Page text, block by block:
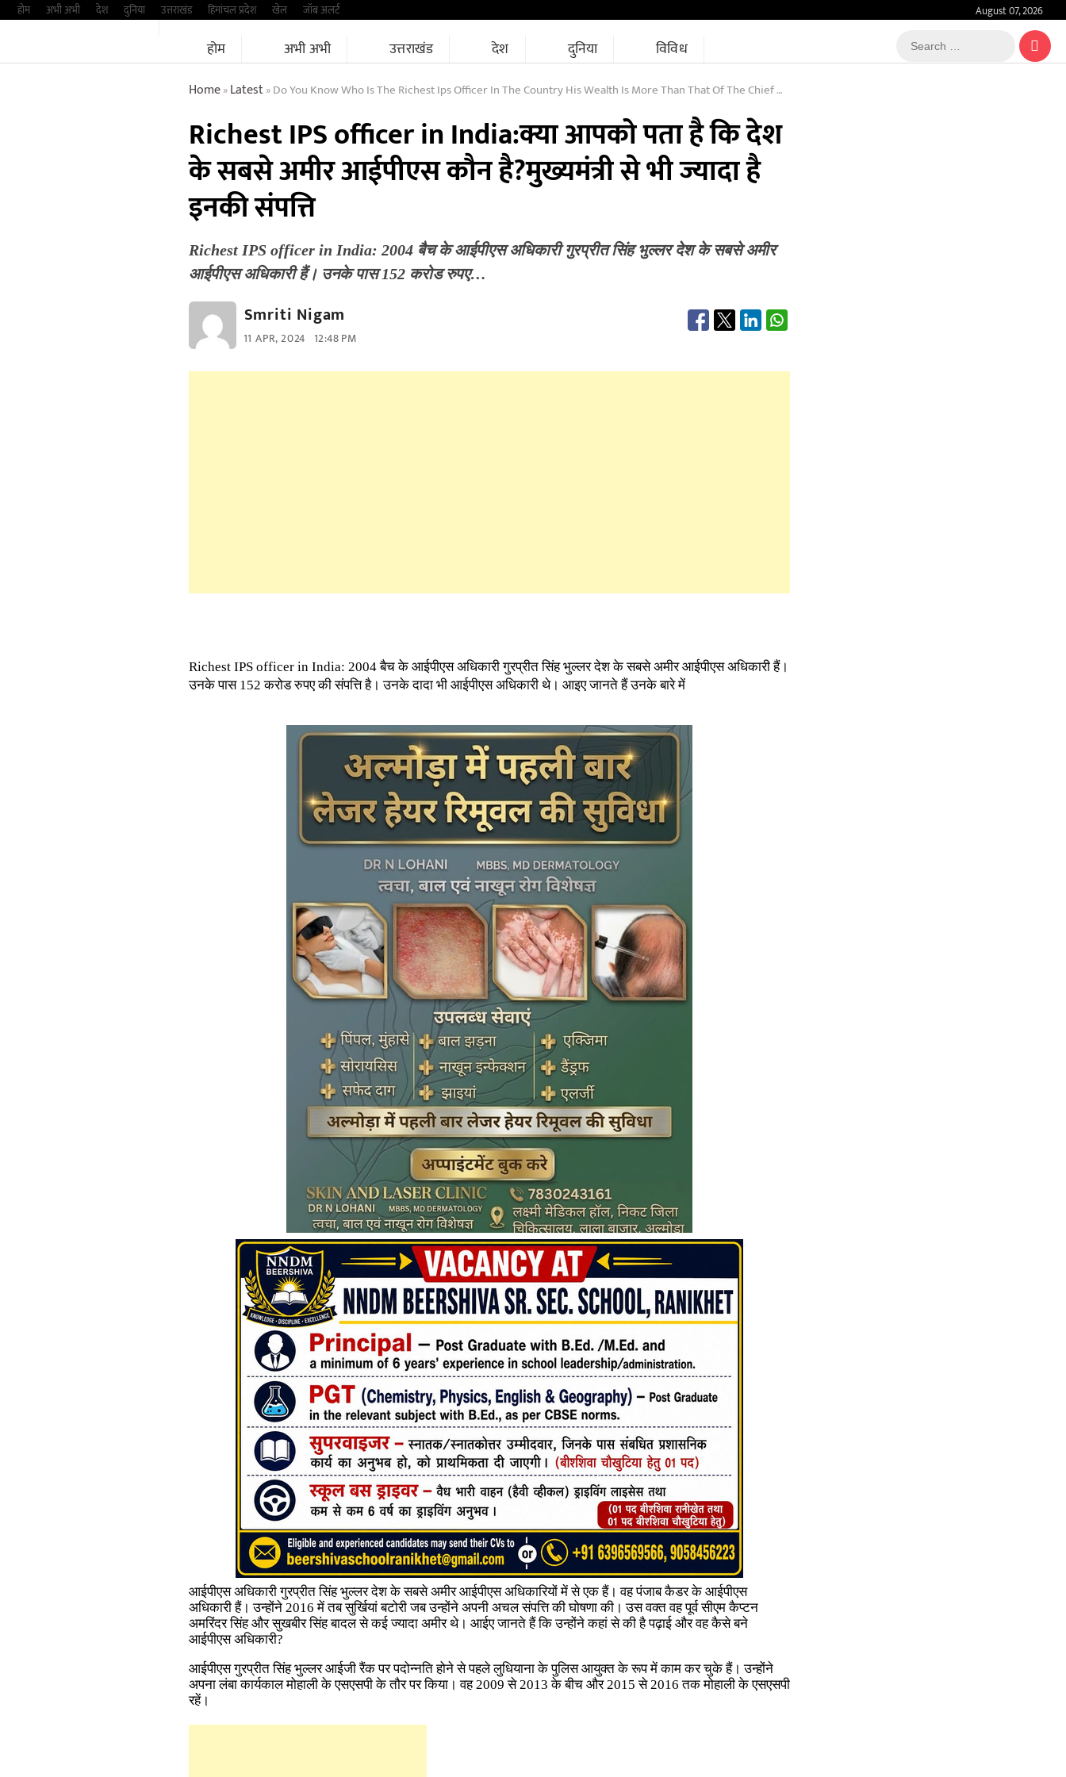
Skipहोम अभी अभी देश दुनिया उत्तराखंड हिमांचल प्रदेश खेल जॉब अलर्ट August 07, 2026
होम अभी अभी उत्तराखंड देश दुनिया विविध
Search
…
Home»Latest»Do You Know Who Is The Richest Ips Officer In The Country His Wealth Is More Than That Of The Chief Minister
Richest IPS officer in India:क्या आपको पता है कि देश
के सबसे अमीर आईपीएस कौन है?मुख्यमंत्री से भी ज्यादा है
इनकी संपत्ति
Richest IPS officer in India: 2004 बैच के आईपीएस अधिकारी गुरप्रीत सिंह भुल्लर देश के सबसे अमीर
आईपीएस अधिकारी हैं। उनके पास 152 करोड रुपए…
Smriti Nigam
11 APR, 2024 12:48 PM
Richest IPS officer in India: 2004 बैच के आईपीएस अधिकारी गुरप्रीत सिंह भुल्लर देश के सबसे अमीर आईपीएस अधिकारी हैं।
उनके पास 152 करोड रुपए की संपत्ति है। उनके दादा भी आईपीएस अधिकारी थे। आइए जानते हैं उनके बारे में
आईपीएस अधिकारी गुरप्रीत सिंह भुल्लर देश के सबसे अमीर आईपीएस अधिकारियों में से एक हैं। वह पंजाब कैडर के आईपीएस
अधिकारी हैं। उन्होंने 2016 में तब सुर्खियां बटोरी जब उन्होंने अपनी अचल संपत्ति की घोषणा की। उस वक्त वह पूर्व सीएम कैप्टन
अमरिंदर सिंह और सुखबीर सिंह बादल से कई ज्यादा अमीर थे। आईए जानते हैं कि उन्होंने कहां से की है पढ़ाई और वह कैसे बने
आईपीएस अधिकारी?
आईपीएस गुरप्रीत सिंह भुल्लर आईजी रैंक पर पदोन्नति होने से पहले लुधियाना के पुलिस आयुक्त के रूप में काम कर चुके हैं। उन्होंने
अपना लंबा कार्यकाल मोहाली के एसएसपी के तौर पर किया। वह 2009 से 2013 के बीच और 2015 से 2016 तक मोहाली के एसएसपी
रहें।